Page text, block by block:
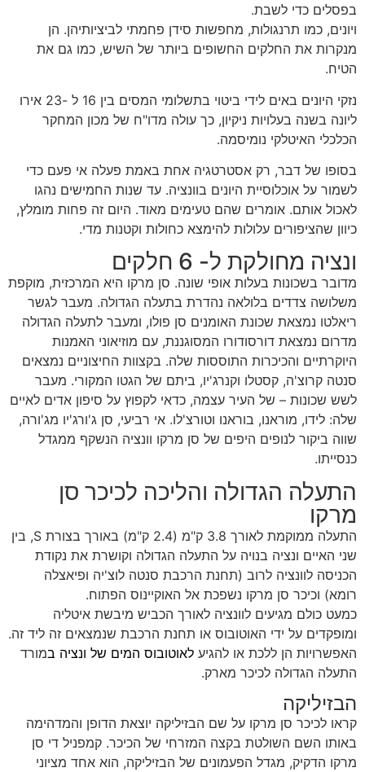
בפסלים כדי לשבת.
ויונים, כמו תרנגולות, מחפשות סידן פחמתי לביציותיהן. הן
מנקרות את החלקים החשופים ביותר של השיש, כמו גם את
הטיח.
נזקי היונים באים לידי ביטוי בתשלומי המסים בין 16 ל -23 אירו
ליונה בשנה בעלויות ניקיון, כך עולה מדו"ח של מכון המחקר
הכלכלי האיטלקי נומיסמה.
בסופו של דבר, רק אסטרטגיה אחת באמת פעלה אי פעם כדי
לשמור על אוכלוסיית היונים בוונציה. עד שנות החמישים נהגו
לאכול אותם. אומרים שהם טעימים מאוד. היום זה פחות מומלץ,
כיוון שהציפורים עלולות להימצא כחולות וקטנות מדי.
ונציה מחולקת ל- 6 חלקים
מדובר בשכונות בעלות אופי שונה. סן מרקו היא המרכזית, מוקפת
משלושה צדדים בלולאה נהדרת בתעלה הגדולה. מעבר לגשר
ריאלטו נמצאת שכונת האומנים סן פולו, ומעבר לתעלה הגדולה
מדרום נמצאת דורסודורו המסוגננת, עם מוזיאוני האמנות
היוקרתיים והכיכרות התוססות שלה. בקצוות החיצוניים נמצאים
סנטה קרוצ'ה, קסטלו וקנרג'יו, ביתם של הגטו המקורי. מעבר
לשש שכונות – של העיר עצמה, כדאי לקפוץ על סיפון אדים לאיים
שלה: לידו, מוראנו, בוראנו וטורצ'לו. אי רביעי, סן ג'ורג'יו מג'ורה,
שווה ביקור לנופים היפים של סן מרקו וונציה הנשקף ממגדל
כנסייתו.
התעלה הגדולה והליכה לכיכר סן
מרקו
התעלה ממוקמת לאורך 3.8 ק"מ (2.4 ק"מ) באורך בצורת S, בין
שני האיים ונציה בנויה על התעלה הגדולה וקושרת את נקודת
הכניסה לוונציה לרוב (תחנת הרכבת סנטה לוצ'יה ופיאצלה
רומא) וכיכר סן מרקו נשפכת אל האוקיינוס ​​הפתוח.
כמעט כולם מגיעים לוונציה לאורך הכביש מיבשת איטליה
ומופקדים על ידי האוטובוס או תחנת הרכבת שנמצאים זה ליד זה.
האפשרויות הן ללכת או להגיע לאוטובוס המים של ונציה במורד
התעלה הגדולה לכיכר מארק.
הבזיליקה
קראו לכיכר סן מרקו על שם הבזיליקה יוצאת הדופן והמדהימה
באותו השם השולטת בקצה המזרחי של הכיכר. קמפניל די סן
מרקו הדקיק, מגדל הפעמונים של הבזיליקה, הוא אחד מציוני